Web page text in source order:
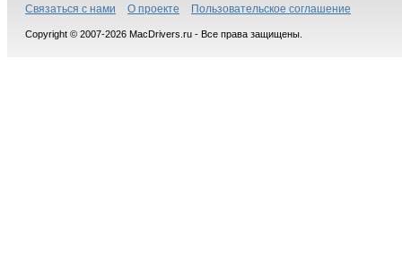
Связаться с нами О проекте Пользовательское соглашение
Copyright © 2007-2026 MacDrivers.ru - Все права защищены.